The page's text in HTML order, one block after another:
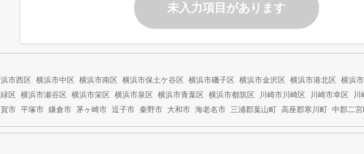
未入力項目があります
市西区 横浜市中区 横浜市南区 横浜市保土ケ谷区 横浜市磯子区 横浜市金沢区 横浜市港北区
横浜
区 横浜市瀬谷区 横浜市栄区 横浜市泉区 横浜市青葉区 横浜市都筑区 川崎市川崎区 川崎市幸区
川
市 平塚市 鎌倉市 茅ヶ崎市 逗子市 秦野市 大和市 海老名市 三浦郡葉山町 高座郡寒川町 中郡二宮